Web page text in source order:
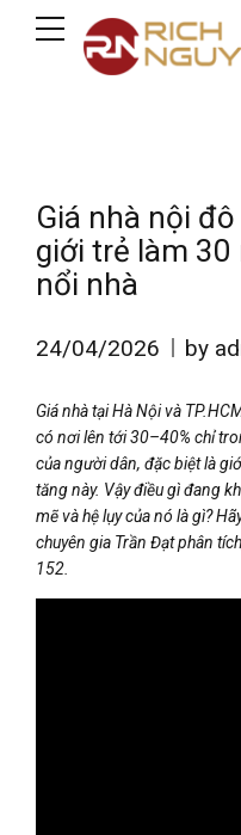
Giá nhà nội đô
giới trẻ làm
nổi nhà
24/04/2026 by
Giá nhà tại Hà Nội và
có nơi lên tới 30–40% chỉ
của người dân, đặc biệt là
tăng này. Vậy điều gì đang
mẽ và hệ lụy của nó là gì?
chuyên gia Trần Đạt phân
152.